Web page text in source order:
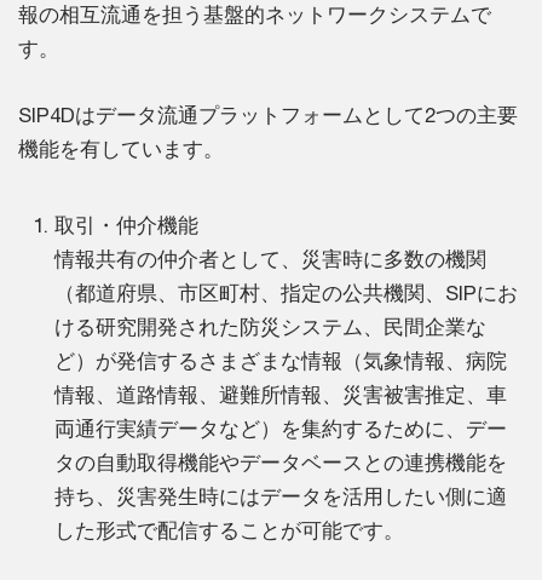
報の相互流通を担う基盤的ネットワークシステムで
す。
SIP4Dはデータ流通プラットフォームとして2つの主要
機能を有しています。
取引・仲介機能
情報共有の仲介者として、災害時に多数の機関
（都道府県、市区町村、指定の公共機関、SIPにお
ける研究開発された防災システム、民間企業な
ど）が発信するさまざまな情報（気象情報、病院
情報、道路情報、避難所情報、災害被害推定、車
両通行実績データなど）を集約するために、デー
タの自動取得機能やデータベースとの連携機能を
持ち、災害発生時にはデータを活用したい側に適
した形式で配信することが可能です。